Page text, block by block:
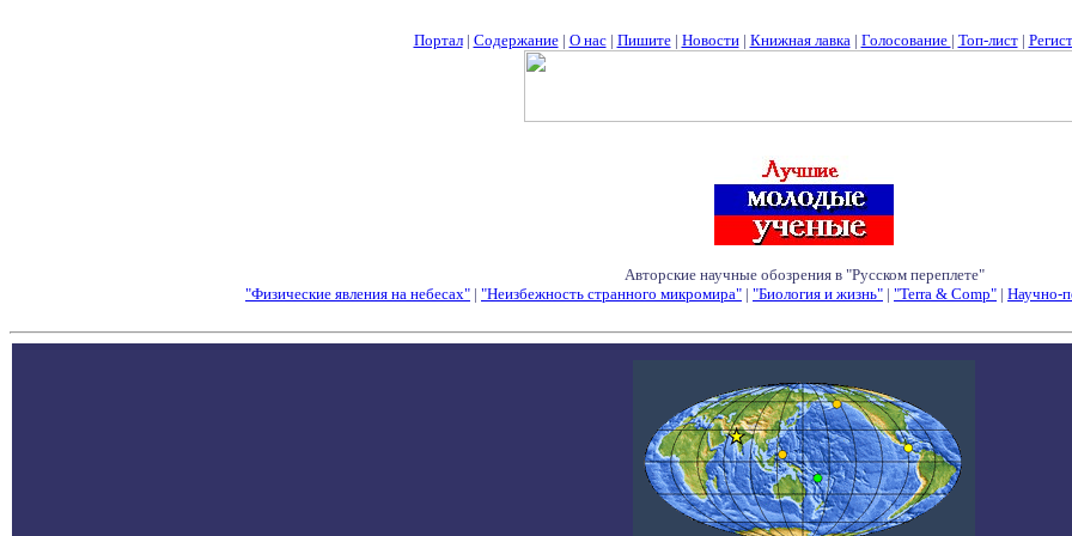
Портал| Содержание| О нас| Пишите| Новости| Книжная лавка| Голосование | Топ-лист|
Авторские научные обозрения в "Русском переплете"
"Физические явления на небесах" | "Неизбежность странного микромира" | "Биология и жизнь" | "Terra & Comp" | Научно-